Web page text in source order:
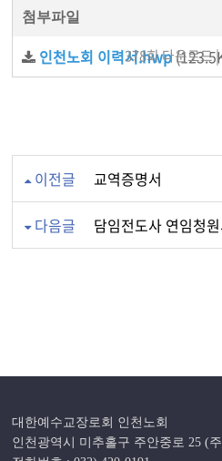
첨부파일
인천노회 이력서.hwp
378회 다운로드
이전글 교역증명서
다음글 담임전도사 연임청
대한예수교장로회 인천노회
인천광역시 미추홀구 주안중로 25 (